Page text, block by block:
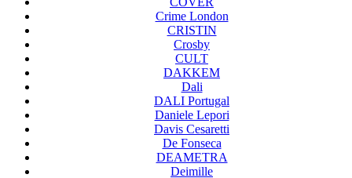
Crime London
CRISTIN
Crosby
CULT
DAKKEM
Dali
DALI Portugal
Daniele Lepori
Davis Cesaretti
De Fonseca
DEAMETRA
Deimille